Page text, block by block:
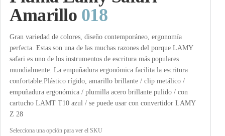
Amarillo 018
Gran variedad de colores, diseño contemporáneo, ergonomía
perfecta. Estas son una de las muchas razones del porque LAMY
safari es uno de los instrumentos de escritura más populares
mundialmente. La empuñadura ergonómica facilita la escritura
confortable.Plástico rígido, amarillo brillante / clip metálico /
empuñadura ergonómica / plumilla acero brillante pulido / con
cartucho LAMT T10 azul / se puede usar con convertidor LAMY
Z 28
Selecciona una opción para ver el SKU